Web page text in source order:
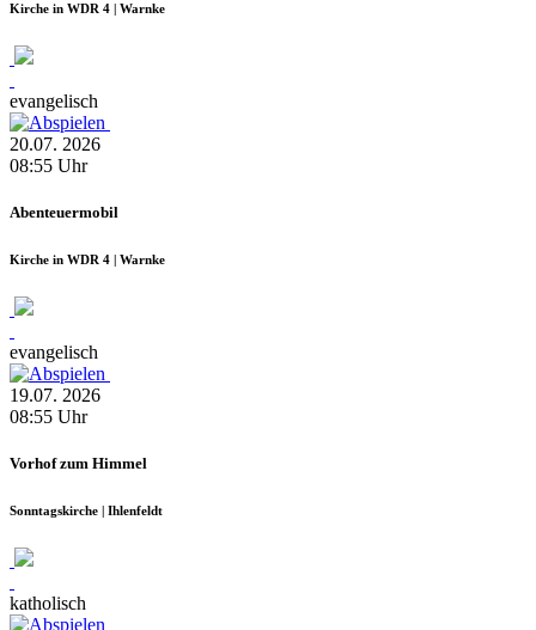
Kirche in WDR 4 | Warnke
evangelisch
20.07. 2026
08:55 Uhr
Abenteuermobil
Kirche in WDR 4 | Warnke
evangelisch
19.07. 2026
08:55 Uhr
Vorhof zum Himmel
Sonntagskirche | Ihlenfeldt
katholisch